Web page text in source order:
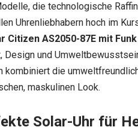
die technologische
Uhrenliebhabern hoch im
Citizen AS2050-87E mit
Design und
kombiniert die
maskulinen Look.
Solar-Uhr für